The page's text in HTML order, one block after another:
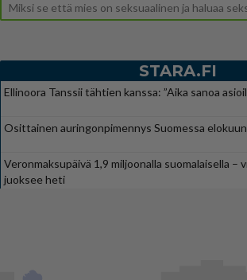
STARA.FI
Ellinoora Tanssii tähtien kanssa: ”Aika sanoa
Osittainen auringonpimennys Suomessa
Veronmaksupäivä 1,9 miljoonalla suomalaisella –
juoksee heti